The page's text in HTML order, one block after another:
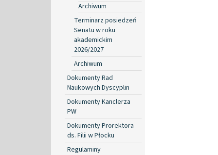
Archiwum
Terminarz posiedzeń
Senatu w roku
akademickim
2026/2027
Archiwum
Dokumenty Rad
Naukowych Dyscyplin
Dokumenty Kanclerza
PW
Dokumenty Prorektora
ds. Filii w Płocku
Regulaminy